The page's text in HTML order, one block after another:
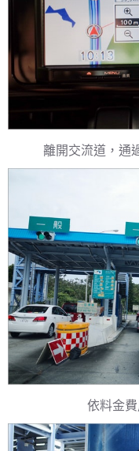
離開交流道，通
依料金